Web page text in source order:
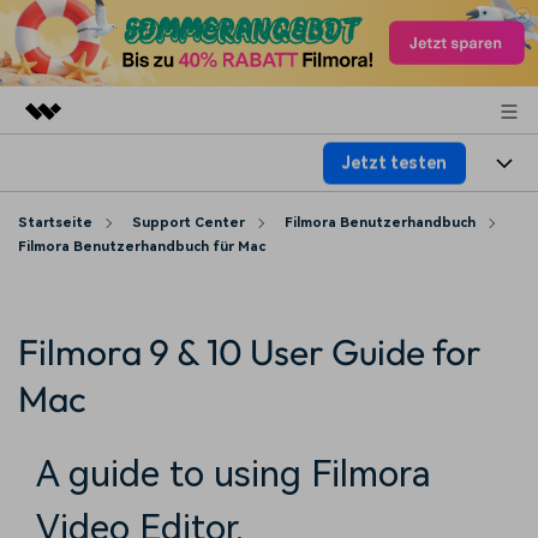
Dienstprogramme
Business
Presseraum
Shop
Support
Jetzt testen
Produkte
Assets
Video/Foto
Audio
Lösungen
Wer
Ressourcen
Über 100 heiße Video-
Hilfe-Center
Erste Schritte
Über
Startseite Support Center
Filmora Benutzerhandbuch
Filmora Benutzerhandbuch für Mac
Filmora 9 & 10 User Guide for
Mac
A guide to using Filmora
Video Editor.